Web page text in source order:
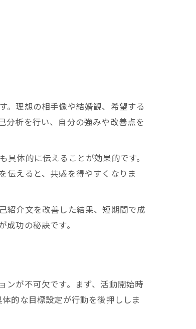
。理想の相手像や結婚観、希望する
分析を行い、自分の強みや改善点を
体的に伝えることが効果的です。
伝えると、共感を得やすくなりま
紹介文を改善した結果、短期間で成
功の秘訣です。
ンが不可欠です。まず、活動開始時
的な目標設定が行動を後押ししま